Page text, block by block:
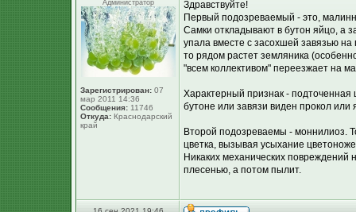
Администратор
Зарегистрирован: 07
мар 2011 14:36
Сообщения: 11746
Откуда: Краснодарский
край
Здравствуйте!
Первый подозреваемый - это,
Самки откладывают в бутон яйцо, а
упала вместе с засохшей завязью
то рядом растет земляника
"всем коллективом" переезжает на
Характерный признак - подточенная
бутоне или завязи виден прокол или
Второй подозреваемы - моннилиоз.
цветка, вызывая усыхание
Никаких механических повреждений
плесенью, а потом пылит.